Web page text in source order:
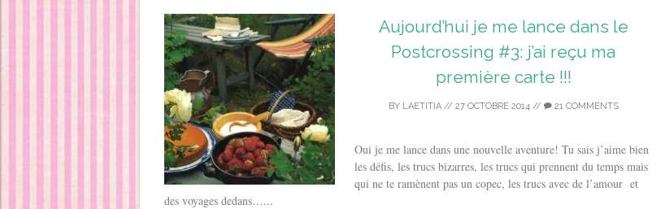
Aujourd’hui je me lance dans le
Postcrossing #3: j’ai reçu ma
première carte !!!
BY LAETITIA// 27 OCTOBRE 2014 // 21 COMMENTS
Oui je me lance dans une nouvelle aventure! Tu sais j’aime bien
les défis, les trucs bizarres, les trucs qui prennent du temps mais
qui ne te ramènent pas un copec, les trucs avec de l’amour et
des voyages dedans…...